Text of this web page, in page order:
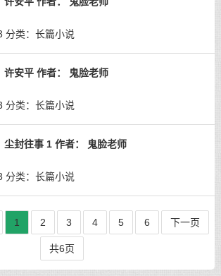
分类： 长篇小说
许安平 作者： 鬼脸老师
分类： 长篇小说
尘封往事 1 作者： 鬼脸老师
分类： 长篇小说
1 2 3 4 5 6 下一页
共6页